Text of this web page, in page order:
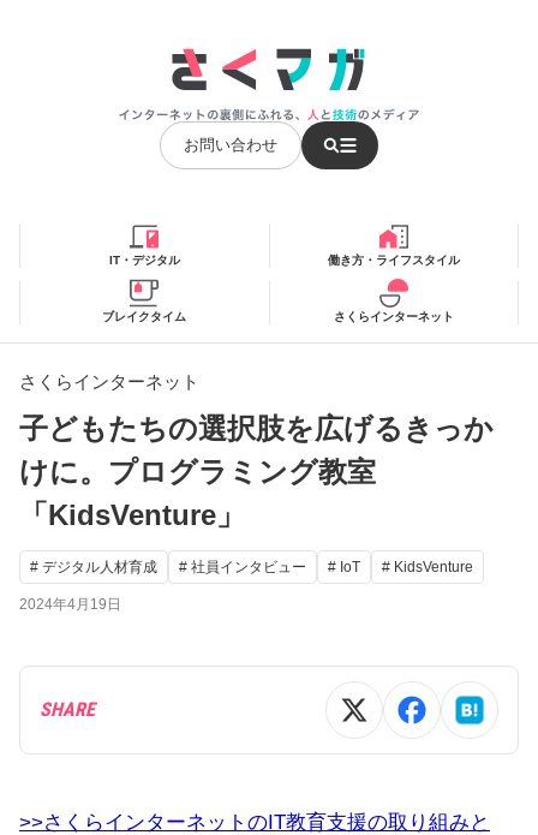
お問い合わせ
IT・デジタル 働き方・ライフスタイル
ブレイクタイム さくらインターネット
さくらインターネット
子どもたちの選択肢を広げるきっか
けに。プログラミング教室
「KidsVenture」
# デジタル人材育成 # 社員インタビュー # IoT # KidsVenture
2024年4月19日
SHARE
>>さくらインターネットのIT教育支援の取り組みと